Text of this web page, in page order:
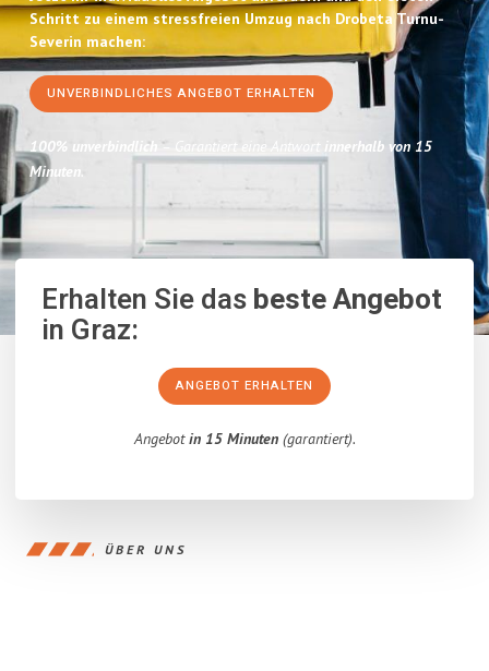
Schritt zu einem stressfreien Umzug nach Drobeta Turnu-
Severin machen:
UNVERBINDLICHES ANGEBOT ERHALTEN
100% unverbindlich – Garantiert eine Antwort
innerhalb von 15
Minuten.
Erhalten Sie dasbeste Angebot
in Graz:
ANGEBOT ERHALTEN
Angebotin 15 Minuten(garantiert).
ÜBER UNS